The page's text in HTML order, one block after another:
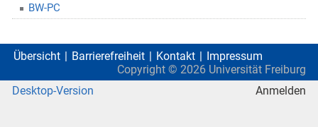
BW-PC
Übersicht Barrierefreiheit Kontakt
Impressum
Copyright © 2026 Universität Freiburg
Desktop-Version
Anmelden